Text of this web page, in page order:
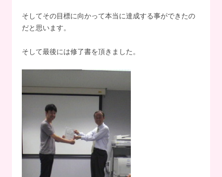
そしてその目標に向かって本当に達成する事ができたの
だと思います。
そして最後には修了書を頂きました。